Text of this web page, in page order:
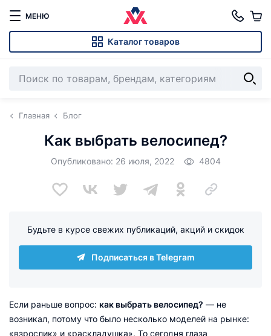
МЕНЮ
Каталог товаров
Главная Блог
Как выбрать велосипед?
Опубликовано: 26 июля, 2022 4804
Будьте в курсе свежих публикаций, акций и скидок
Подписаться в Telegram
Если раньше вопрос: как выбрать велосипед? — не
возникал, потому что было несколько моделей на рынке:
«взрослик» и «раскладушка». То сегодня глаза